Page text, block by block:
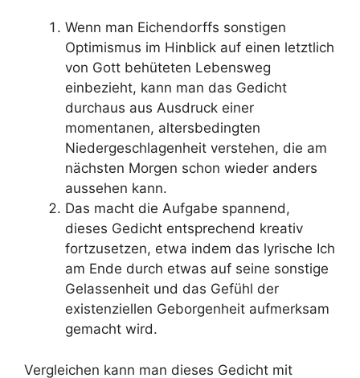
Wenn man Eichendorffs sonstigen
Optimismus im Hinblick auf einen letztlich
von Gott behüteten Lebensweg
einbezieht, kann man das Gedicht
durchaus aus Ausdruck einer
momentanen, altersbedingten
Niedergeschlagenheit verstehen, die am
nächsten Morgen schon wieder anders
aussehen kann.
Das macht die Aufgabe spannend,
dieses Gedicht entsprechend kreativ
fortzusetzen, etwa indem das lyrische Ich
am Ende durch etwas auf seine sonstige
Gelassenheit und das Gefühl der
existenziellen Geborgenheit aufmerksam
gemacht wird.
Vergleichen kann man dieses Gedicht mit